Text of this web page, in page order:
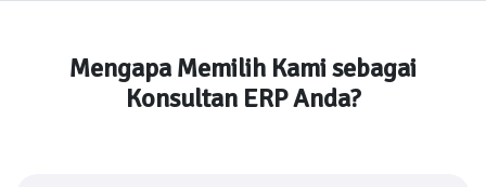
Mengapa Memilih Kami sebagai
Konsultan ERP Anda?